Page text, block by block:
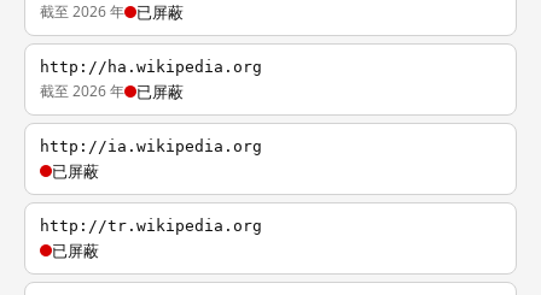
截至 2026 年 已屏蔽
http://ha.wikipedia.org
截至 2026 年 已屏蔽
http://ia.wikipedia.org
已屏蔽
http://tr.wikipedia.org
已屏蔽